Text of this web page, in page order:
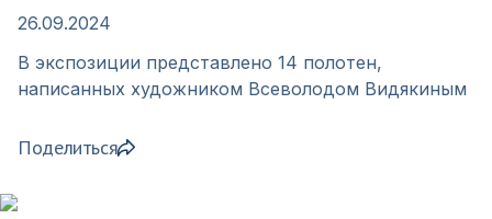
26.09.2024
В экспозиции представлено 14 полотен,
написанных художником Всеволодом Видякиным
Поделиться